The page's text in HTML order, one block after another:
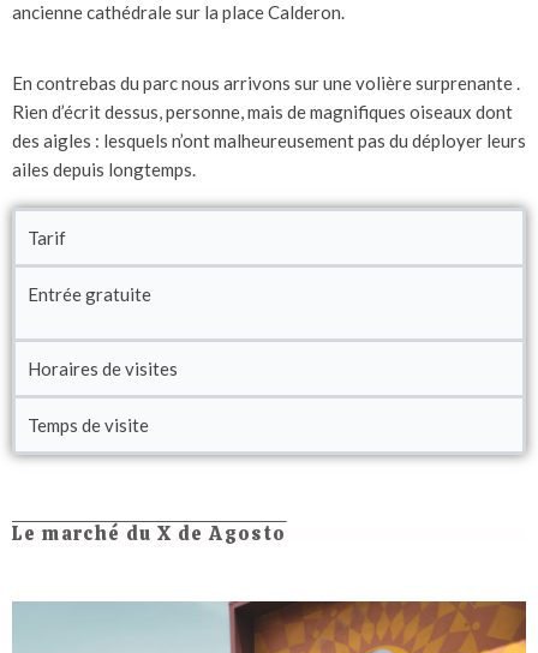
ancienne cathédrale sur la place Calderon.
En contrebas du parc nous arrivons sur une volière surprenante .
Rien d’écrit dessus, personne, mais de magnifiques oiseaux dont
des aigles : lesquels n’ont malheureusement pas du déployer leurs
ailes depuis longtemps.
Tarif
Entrée gratuite
Horaires de visites
Temps de visite
Le marché du X de Agosto